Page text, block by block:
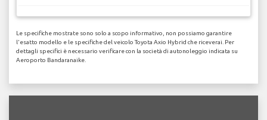
Le specifiche mostrate sono solo a scopo informativo, non possiamo garantire
l'esatto modello e le specifiche del veicolo Toyota Axio Hybrid che riceverai. Per
dettagli specifici è necessario verificare con la società di autonoleggio indicata su
Aeroporto Bandaranaike.